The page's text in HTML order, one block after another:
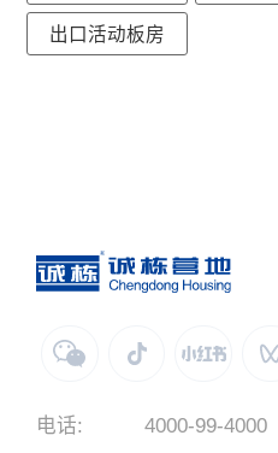
出口活动板房
电话:
4000-99-4000